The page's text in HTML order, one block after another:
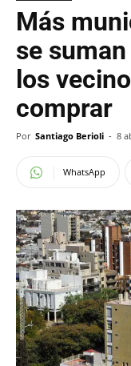
Más
se
los
comprar
Por Santiago Berioli - 8
WhatsApp